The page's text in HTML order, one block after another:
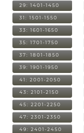
29: 1401-1450
31: 1501-1550
33: 1601-1650
35: 1701-1750
37: 1801-1850
39: 1901-1950
41: 2001-2050
43: 2101-2150
45: 2201-2250
47: 2301-2350
49: 2401-2450